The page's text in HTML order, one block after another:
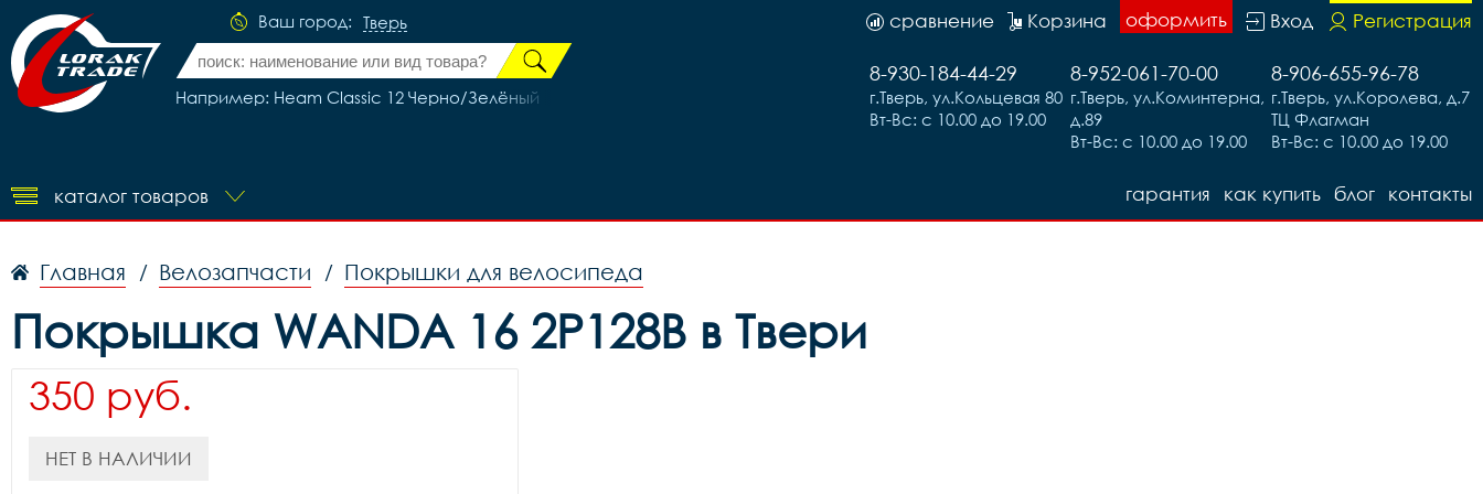
Ваш город: Тверь
Например: Heam Classic 12 Черно/Зелёный
Регистрация
Вход
оформить
Корзина
сравнение
8-906-655-96-78
г.Тверь, ул.Королева, д.7
ТЦ Флагман
Вт-Вс: с 10.00 до 19.00
8-952-061-70-00
г.Тверь, ул.Коминтерна,
д.89
Вт-Вс: с 10.00 до 19.00
8-930-184-44-29
г.Тверь, ул.Кольцевая 80
Вт-Вс: с 10.00 до 19.00
каталог товаров контакты
блог
как купить
гарантия
Главная / Велозапчасти / Покрышки для велосипеда
Покрышка WANDA 16 2P128B в Твери
350 руб.
НЕТ В НАЛИЧИИ